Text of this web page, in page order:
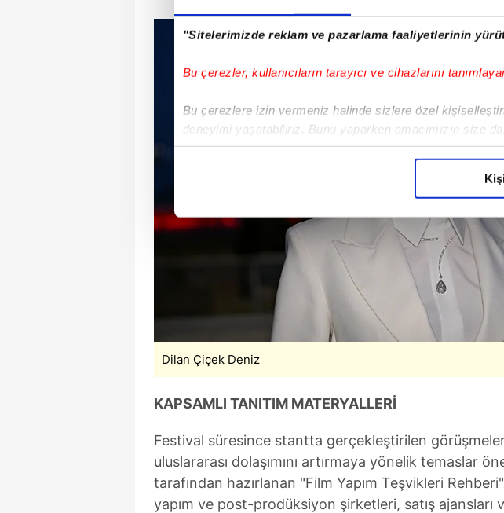
"Sitelerimizde reklam ve pazarlama faaliyetlerinin
Bu çerezler, kullanıcıların tarayıcı ve cihazlarını
Bu çerezlere izin vermeniz halinde sizlere özel
deneyimi yaşatabiliriz. Bunu yaparken amacımızın size
içerikleri sunabilmek adına elimizden gelen çabayı
Sizlere daha iyi bir hizmet sunabilmek için İnternet
çerezler vasıtasıyla çeşitli kişisel verileriniz işlenmekte
amacıyla kullanılmaktadır. Diğer çerezler, sitemizin
reklam/pazarlama faaliyetlerinin yapılması, amaçlarıyla
Çerezlere ilişkin tercihlerinizi aşağıda yer alan panel
butonuna tıklayabilir,
6698 sayılı Kişisel Verilerin Korunması Kanunu uyarınca
mevzuata uygun olarak kullanılan çerezlerle ilgili bilgi
Dilan Çiçek Deniz
KAPSAMLI TANITIM MATERYALLERİ
Festival süresince stantta gerçekleştirilen
uluslararası dolaşımını artırmaya yönelik temaslar
tarafından hazırlanan "Film Yapım Teşvikleri
yapım ve post-prodüksiyon şirketleri, satış ajansları